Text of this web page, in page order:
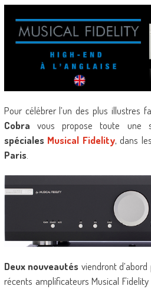
Pour célébrer l’un des plus illustres
Cobra vous propose toute une
spéciales Musical Fidelity, dans
Paris.
Deux nouveautés viendront
récents amplificateurs Musical Fidelity